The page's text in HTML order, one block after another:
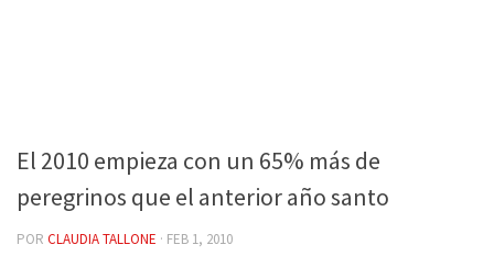
El 2010 empieza con un 65% más de
peregrinos que el anterior año santo
POR CLAUDIA TALLONE · FEB 1, 2010